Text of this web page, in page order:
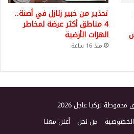
تحذير من خبير زلازل في أضنة..
4 مناطق أكثر عرضة لمخاطر
الهزات الأرضية
منذ 16 ساعة
تركيا عاجل 2026
من نحن أعلن معنا